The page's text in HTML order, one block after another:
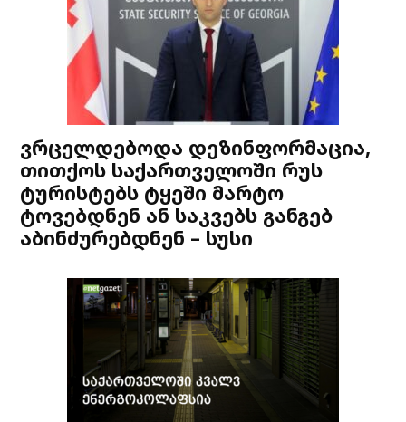
ვრცელდებოდა დეზინფორმაცია,
თითქოს საქართველოში რუს
ტურისტებს ტყეში მარტო
ტოვებდნენ ან საკვებს განგებ
აბინძურებდნენ – სუსი